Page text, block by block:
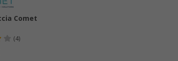
Comet
(4)